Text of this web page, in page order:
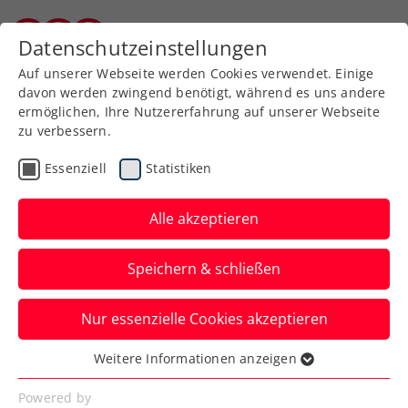
Zurück zur Newsübersicht
Verbands-Info
10-Jahre-Tennishelden
Jubiläum
Die vereinsübergreifende Tennisschule
feierte am Samstag im Herbertgarten!
Verfasst von: Tennishelden, 16.09.2025
Datenschutzeinstellungen
Auf unserer Webseite werden Cookies verwendet. Einige
davon werden zwingend benötigt, während es uns andere
ermöglichen, Ihre Nutzererfahrung auf unserer Webseite
zu verbessern.
Essenziell Statistiken
Alle akzeptieren
Speichern & schließen
Nur essenzielle Cookies akzeptieren
Essenziell
Essenzielle Cookies werden für grundlegende
Weitere Informationen anzeigen
Powered by